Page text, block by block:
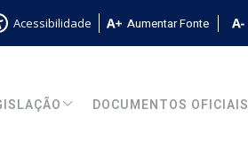
Acessibilidade Aumentar Fonte
DOCUMENTOS OFICIAIS